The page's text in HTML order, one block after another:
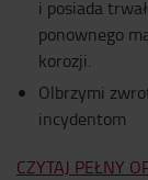
i posiada
ponownego
korozji.
Olbrzymi
incydentom
CZYTAJ PEŁNY